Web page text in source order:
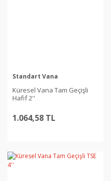
Standart Vana
Küresel Vana Tam Geçişli
Hafif 2''
1.064,58 TL